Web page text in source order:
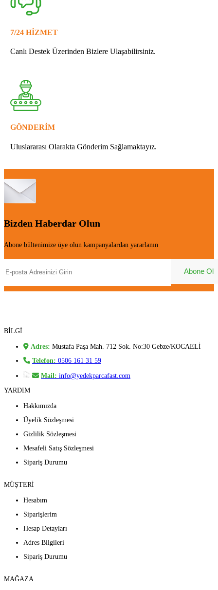
7/24 HİZMET
Canlı Destek Üzerinden Bizlere Ulaşabilirsiniz.
GÖNDERİM
Uluslararası Olarakta Gönderim Sağlamaktayız.
Bizden Haberdar Olun
Abone bültenimize üye olun kampanyalardan yararlanın
BİLGİ
Adres: Mustafa Paşa Mah. 712 Sok. No:30 Gebze/KOCAELİ
Telefon: 0506 161 31 59
Mail: info@yedekparcafast.com
YARDIM
Hakkımızda
Üyelik Sözleşmesi
Gizlilik Sözleşmesi
Mesafeli Satış Sözleşmesi
Sipariş Durumu
MÜŞTERİ
Hesabım
Siparişlerim
Hesap Detayları
Adres Bilgileri
Sipariş Durumu
MAĞAZA